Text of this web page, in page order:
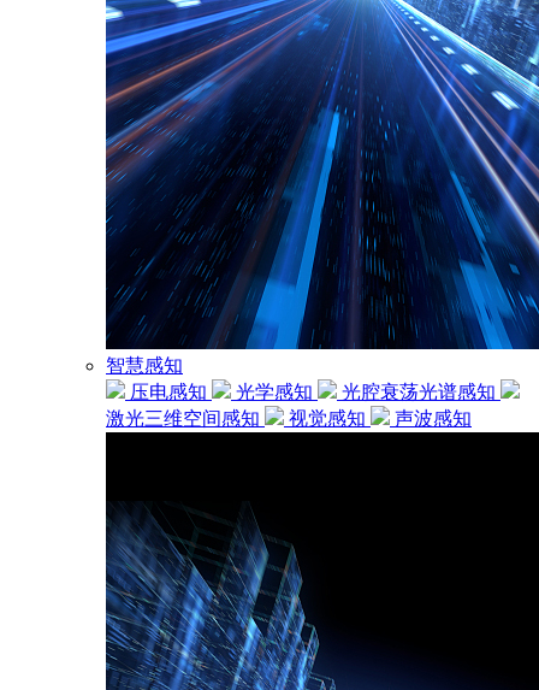
智慧感知
压电感知
光学感知
光腔衰荡光谱感知
激光三维空间感知
视觉感知 声波感知